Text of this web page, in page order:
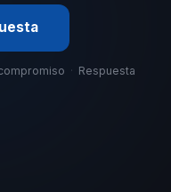
· Respuesta